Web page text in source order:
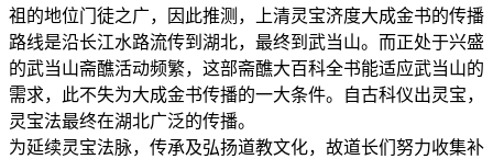
祖的地位门徒之广，因此推测，上清灵宝济度大成金书的传播
路线是沿长江水路流传到湖北，最终到武当山。而正处于兴盛
的武当山斋醮活动频繁，这部斋醮大百科全书能适应武当山的
需求，此不失为大成金书传播的一大条件。自古科仪出灵宝，
灵宝法最终在湖北广泛的传播。
为延续灵宝法脉，传承及弘扬道教文化，故道长们努力收集补